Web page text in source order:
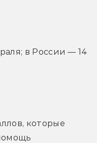
в России — 14
которые